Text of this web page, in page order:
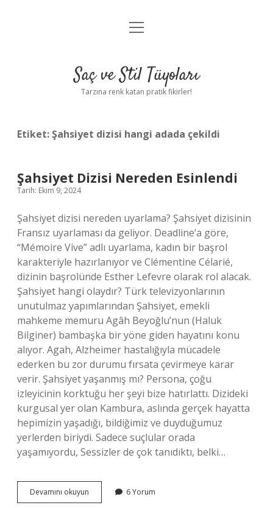
Anasayfa
Yasal Uyarı
menüyü
Saç ve Stil Tüyoları
Tarzına renk katan pratik fikirler!
Etiket:Şahsiyet dizisi hangi adada çekildi
Şahsiyet Dizisi Nereden Esinlendi
Tarih: Ekim 9, 2024
Şahsiyet dizisi nereden uyarlama? Şahsiyet dizisinin
Fransız uyarlaması da geliyor. Deadline’a göre,
“Mémoire Vive” adlı uyarlama, kadın bir başrol
karakteriyle hazırlanıyor ve Clémentine Célarié,
dizinin başrolünde Esther Lefevre olarak rol alacak.
Şahsiyet hangi olaydır? Türk televizyonlarının
unutulmaz yapımlarından Şahsiyet, emekli
mahkeme memuru Agâh Beyoğlu’nun (Haluk
Bilginer) bambaşka bir yöne giden hayatını konu
alıyor. Agah, Alzheimer hastalığıyla mücadele
ederken bu zor durumu fırsata çevirmeye karar
verir. Şahsiyet yaşanmış mı? Persona, çoğu
izleyicinin korktuğu her şeyi bize hatırlattı. Dizideki
kurgusal yer olan Kambura, aslında gerçek hayatta
hepimizin yaşadığı, bildiğimiz ve duyduğumuz
yerlerden biriydi. Sadece suçlular orada
yaşamıyordu, Sessizler de çok tanıdıktı, belki…
Devamını okuyun Şahsiyet
Dizisi
6 Yorum